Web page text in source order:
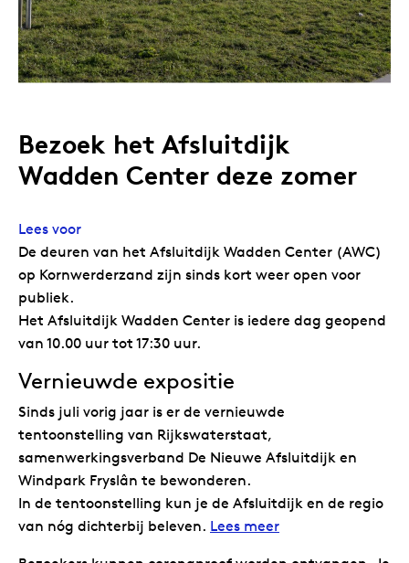
Bezoek het Afsluitdijk
Wadden Center deze zomer
Lees voor
De deuren van het Afsluitdijk Wadden Center (AWC)
op Kornwerderzand zijn sinds kort weer open voor
publiek.
Het Afsluitdijk Wadden Center is iedere dag geopend
van 10.00 uur tot 17:30 uur.
Vernieuwde expositie
Sinds juli vorig jaar is er de vernieuwde
tentoonstelling van Rijkswaterstaat,
samenwerkingsverband De Nieuwe Afsluitdijk en
Windpark Fryslân te bewonderen.
In de tentoonstelling kun je de Afsluitdijk en de regio
van nóg dichterbij beleven. Lees meer